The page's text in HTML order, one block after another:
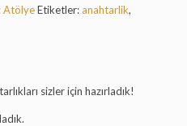
AtölyeEtiketler:anahtarlik,
sizler için hazırladık!